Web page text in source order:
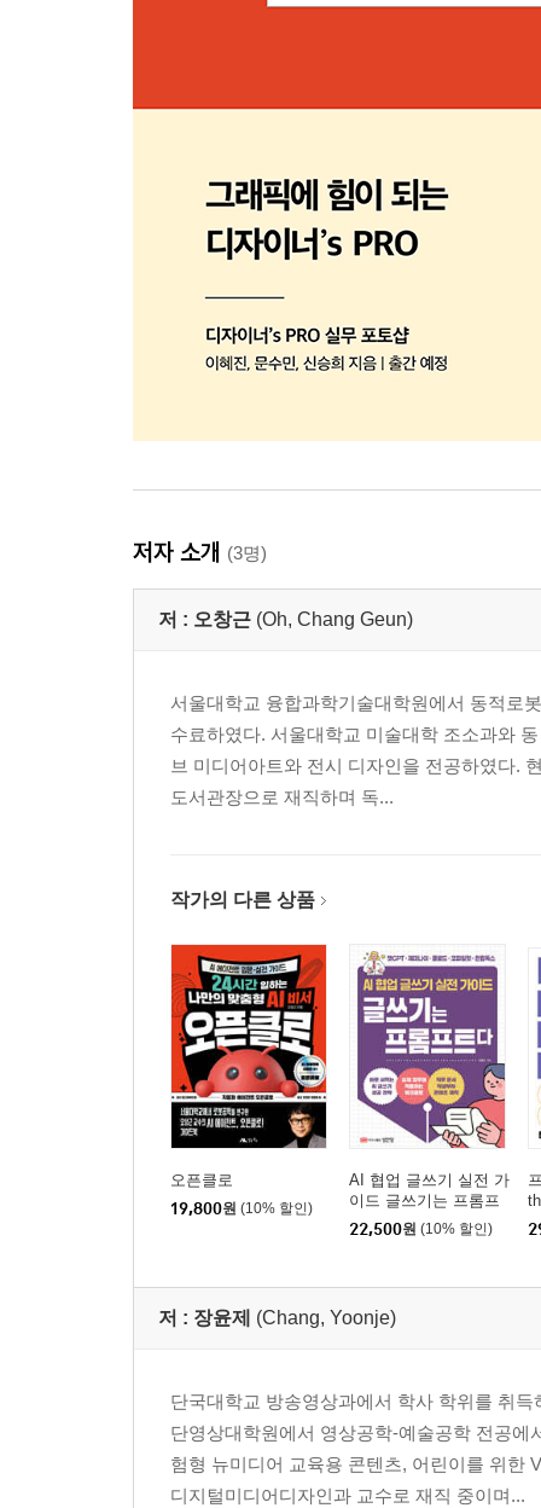
Project 10 트래커 합성 기법으로 움직임 추적하기
Camera Tracker로 영역 추적하기
트래커 적용하고 컴포지션 종합 편집하기
Expression으로 같이 회전하는 애니메이션 만들기
회전 트랜지션을 적용하기 위한 배경 이미지 배치
리퀴드 효과 애니메이션으로 화면 구성하기
Project 12 카메라 도구로 모션 그래픽 공간 표현하
Repeater로 빛 오브젝트 추가하기
종합 편집하여 모션그래픽 영상 마무리하기
Project 13 애프터 이펙트의 3D 기능 활용하기
3D TEXT 만들기
공간감 부여하고 이펙트 설정하기
종합 편집하여 3D 기능 영상 마무리하기
INDEX
저자 소개 (3명)
저 : 오창근 (Oh, Chang Geun)
서울대학교 융합과학기술대학원에서 동적로
수료하였다. 서울대학교 미술대학 조소과와
브 미디어아트와 전시 디자인을 전공하였다.
도서관장으로 재직하며 독...
작가의 다른 상품
오픈클로
19,800원 (10% 할인)
AI 협업 글쓰기 실전 가
이드 글쓰기는 프롬프
트다
22,500원 (10% 할인)
저 : 장윤제 (Chang, Yoonje)
단국대학교 방송영상과에서 학사 학위를 취
단영상대학원에서 영상공학-예술공학 전공
험형 뉴미디어 교육용 콘텐츠, 어린이를 위한
디지털미디어디자인과 교수로 재직 중이며...